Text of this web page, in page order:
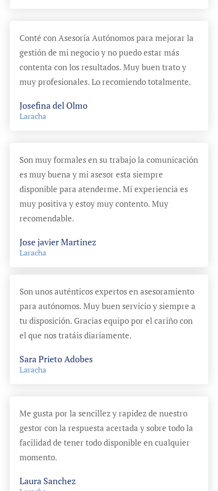
Conté con Asesoría Autónomos para mejorar la
gestión de mi negocio y no puedo estar más
contenta con los resultados. Muy buen trato y
muy profesionales. Lo recomiendo totalmente.
Josefina del Olmo
Laracha
Son muy formales en su trabajo la comunicación
es muy buena y mi asesor esta siempre
disponible para atenderme. Mi experiencia es
muy positiva y estoy muy contento. Muy
recomendable.
Jose javier Martinez
Laracha
Son unos auténticos expertos en asesoramiento
para autónomos. Muy buen servicio y siempre a
tu disposición. Gracias equipo por el cariño con
el que nos tratáis diariamente.
Sara Prieto Adobes
Laracha
Me gusta por la sencillez y rapidez de nuestro
gestor con la respuesta acertada y sobre todo la
facilidad de tener todo disponible en cualquier
momento.
Laura Sanchez